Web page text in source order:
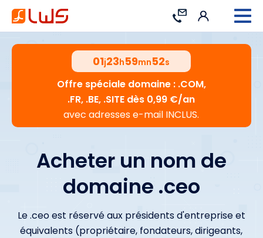
Contact Connexion
01j23h59mn51s
Offre spéciale domaine : .COM,
.FR, .BE, .SITE dès 0,99 €/an
avec adresses e-mail INCLUS.
Acheter un nom de
domaine .ceo
Le .ceo est réservé aux présidents d'entreprise et
équivalents (propriétaire, fondateurs, dirigeants,